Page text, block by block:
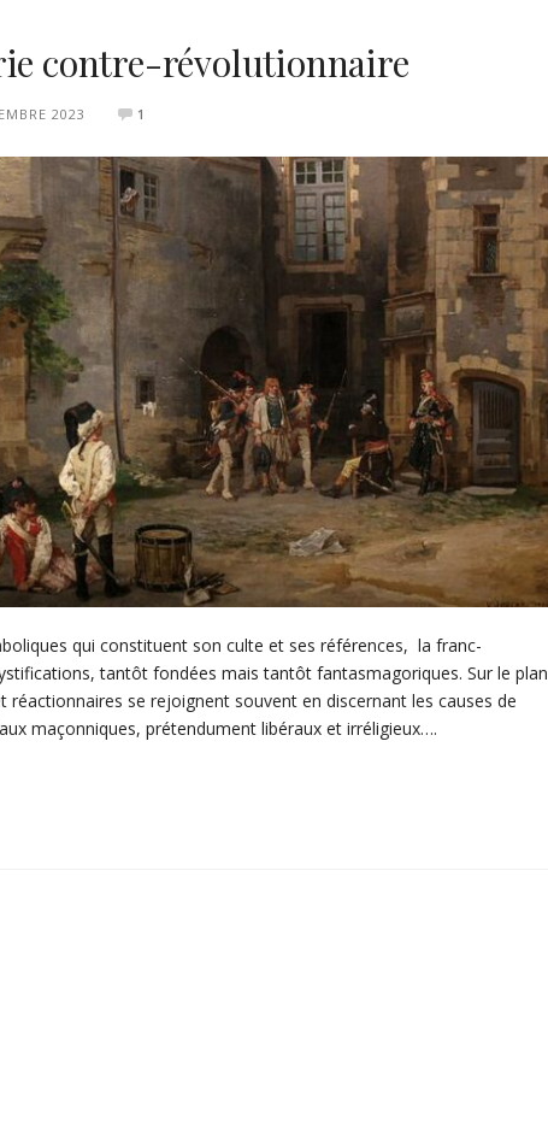
contre-révolutionnaire
2023 1
qui constituent son culte et ses références, la franc-
tantôt fondées mais tantôt fantasmagoriques. Sur le plan
se rejoignent souvent en discernant les causes de
maçonniques, prétendument libéraux et irréligieux….